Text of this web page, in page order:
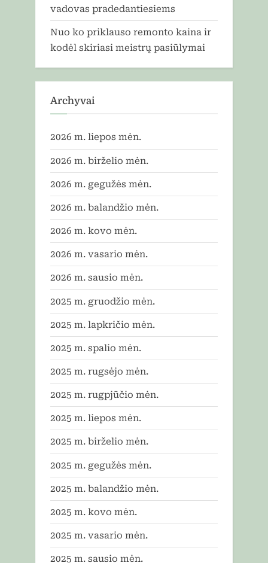
vadovas pradedantiesiems
Nuo ko priklauso remonto kaina ir
kodėl skiriasi meistrų pasiūlymai
Archyvai
2026 m. liepos mėn.
2026 m. birželio mėn.
2026 m. gegužės mėn.
2026 m. balandžio mėn.
2026 m. kovo mėn.
2026 m. vasario mėn.
2026 m. sausio mėn.
2025 m. gruodžio mėn.
2025 m. lapkričio mėn.
2025 m. spalio mėn.
2025 m. rugsėjo mėn.
2025 m. rugpjūčio mėn.
2025 m. liepos mėn.
2025 m. birželio mėn.
2025 m. gegužės mėn.
2025 m. balandžio mėn.
2025 m. kovo mėn.
2025 m. vasario mėn.
2025 m. sausio mėn.